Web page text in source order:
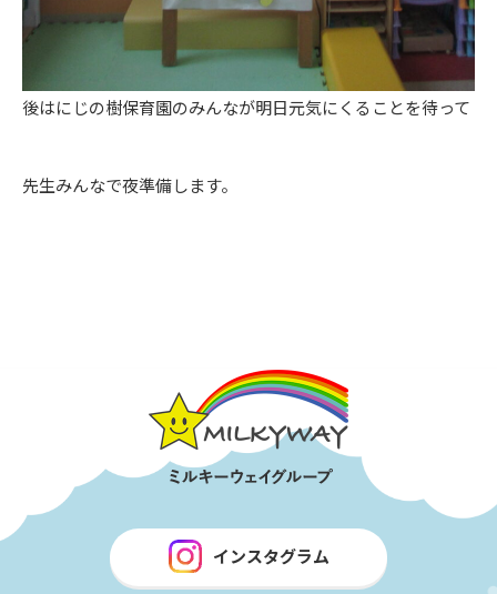
後はにじの樹保育園のみんなが明日元気にくることを待って
先生みんなで夜準備します。
インスタグラム